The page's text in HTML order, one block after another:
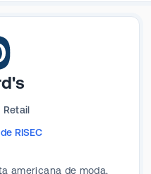
Retail
RISEC
americana de moda,